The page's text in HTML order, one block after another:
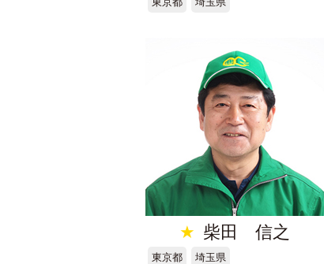
★ 柴田 信之
東京都 埼玉県